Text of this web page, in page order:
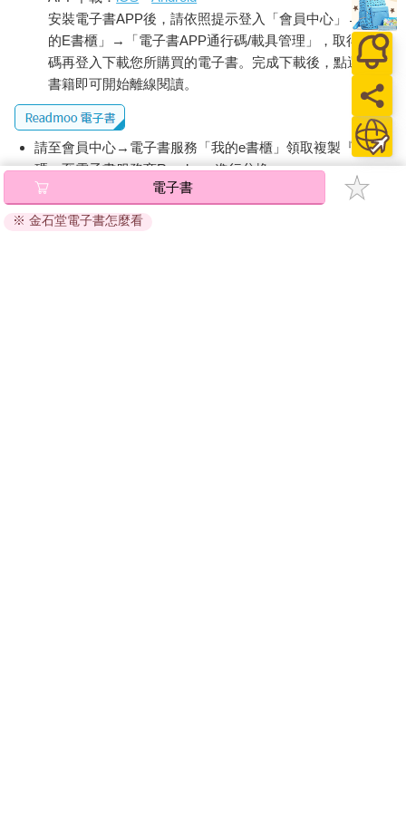
習慣。有些過去習慣會讓你尋求酒精或香菸的慰藉，或許當時你
覺得這些東西暫時有幫助，但過了幾十年後，這些舊習慣不僅毫
無用處，甚至可能對健康有害。
隱藏起來的舊習慣比新習慣存在的時間長得多，因此很容易在情
緒動盪時重出江湖。這就是人在壓力下行為表現往往大不相同的
原因之一。接下來，我會闡述如何用有助於你達成目標的習慣，
來取代不良習慣。
養成新習慣
要開始養成健康的新習慣，必須先建立一個提示，就像提示魔法
村那隻牛和那些雞的鈴鐺聲一樣。接下來我會以減重為例來解
安裝電子書APP後，請依照提示登入「會員中心」→「我
的E書櫃」→「電子書APP通行碼/載具管理」，取得通行
碼再登入下載您所購買的電子書。完成下載後，點選任一
書籍即可開始離線閱讀。
請至會員中心→電子書服務「我的e書櫃」領取複製『兌換
碼』至電子書服務商Readmoo進行兌換。
退換貨須知：
因版權保護，您在金石堂所購買的電子書僅能以金石堂專屬
電子書
※ 金石堂電子書怎麼看